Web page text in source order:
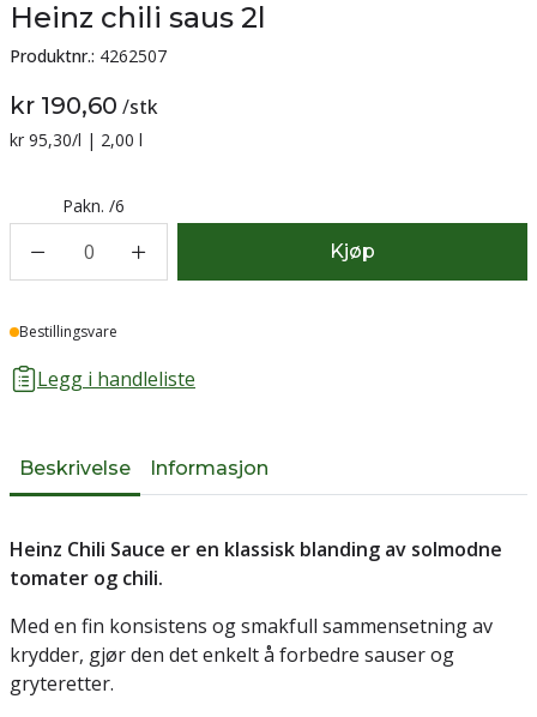
Heinz chili saus 2l
Produktnr.: 4262507
kr 190,60 /stk
Sammenligning pris:
kr 95,30/l | 2,00 l
Pakn. /6
0 Kjøp
Lager
Bestillingsvare
Legg i handleliste
Beskrivelse Informasjon
Heinz Chili Sauce er en klassisk blanding av solmodne
tomater og chili.
Med en fin konsistens og smakfull sammensetning av
krydder, gjør den det enkelt å forbedre sauser og
gryteretter.